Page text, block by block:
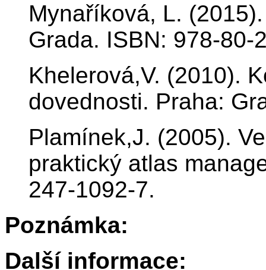
Mynaříková, L.
Grada. ISBN: 978-80-
Khelerová,V. (2010).
dovednosti. Praha:
Plamínek,J. (2005).
praktický atlas
247-1092-7.
Poznámka:
Další informace: